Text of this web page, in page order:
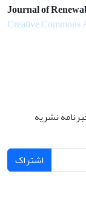
Journal of
Creative
نشریه
اشتراک